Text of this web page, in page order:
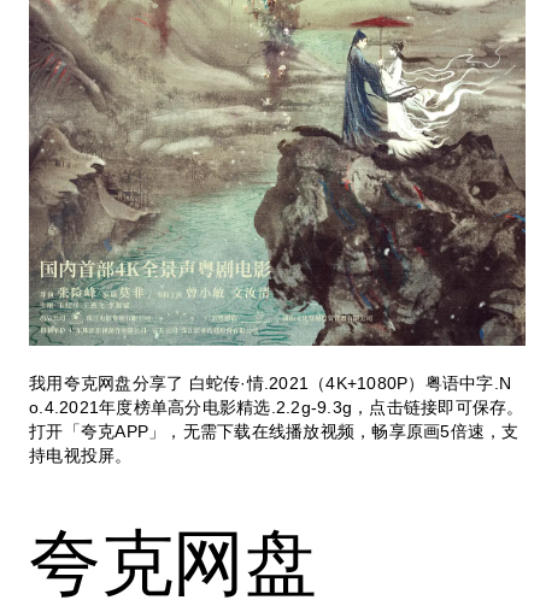
我用夸克网盘分享了 白蛇传·情.2021（4K+1080P）粤语中字.N
o.4.2021年度榜单高分电影精选.2.2g-9.3g，点击链接即可保存。
打开「夸克APP」，无需下载在线播放视频，畅享原画5倍速，支
持电视投屏。
夸克网盘